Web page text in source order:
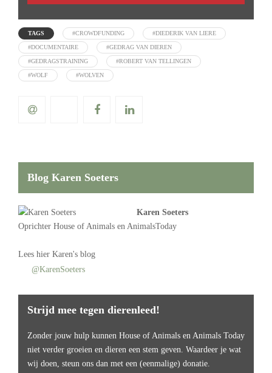
TAGS #CROWDFUNDING #DIEDERIK VAN LIERE
#DOCUMENTAIRE #GEDRAG VAN DIEREN
#GEDRAGSTRAINING #ROBERT VAN TELLINGEN
#WOLF #WOLVEN
Blog Karen Soeters
Karen Soeters
Oprichter House of Animals en AnimalsToday
Lees hier Karen's blog
@KarenSoeters
Strijd mee tegen dierenleed!
Zonder jouw hulp kunnen House of Animals en Animals Today
niet verder groeien en dieren een stem geven. Waardeer je wat
wij doen, steun ons dan met een (eenmalige) donatie.